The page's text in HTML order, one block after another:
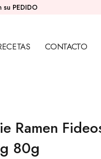
PEDIDO
CONTACTO
Ramen
80g